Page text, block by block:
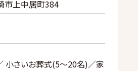
市上中居町384
小さいお葬式(5〜20名)／家